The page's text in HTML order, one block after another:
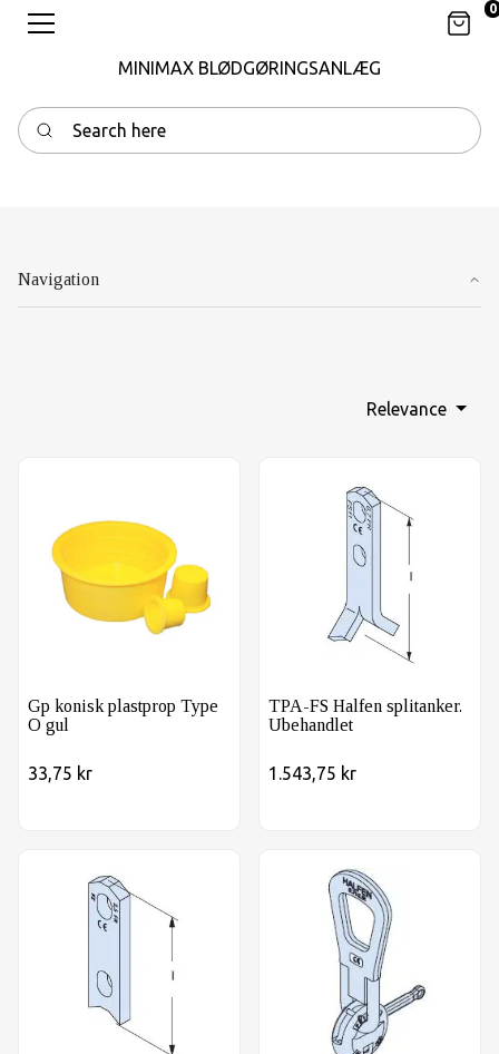
Kurv
0
MINIMAX BLØDGØRINGSANLÆG
Search here
Navigation
Relevance
Gp konisk plastprop Type
O gul
33,75 kr
TPA-FS Halfen splitanker.
Ubehandlet
1.543,75 kr
TPA-R1-2,5 ton Halfen